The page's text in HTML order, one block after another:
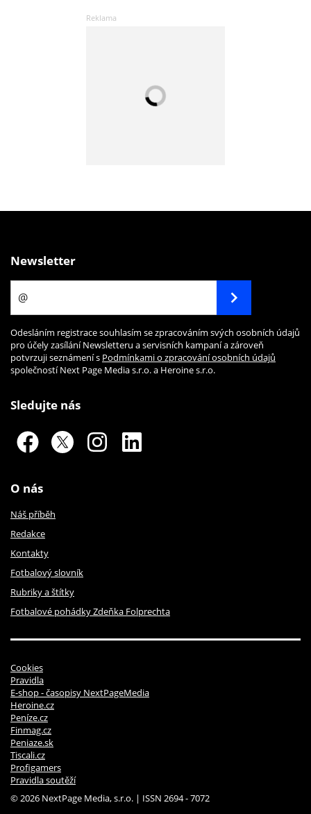
Newsletter
Odesláním registrace souhlasím se zpracováním svých osobních údajů
pro účely zasílání Newsletteru a servisních kampaní a zároveň
potvrzuji seznámení s Podmínkami o zpracování osobních údajů
společností Next Page Media s.r.o. a Heroine s.r.o.
Sledujte nás
O nás
Náš příběh
Redakce
Kontakty
Fotbalový slovník
Rubriky a štítky
Fotbalové pohádky Zdeňka Folprechta
Cookies
Pravidla
E-shop - časopisy NextPageMedia
Heroine.cz
Peníze.cz
Finmag.cz
Peniaze.sk
Tiscali.cz
Profigamers
Pravidla soutěží
© 2026 NextPage Media, s.r.o. | ISSN 2694 - 7072